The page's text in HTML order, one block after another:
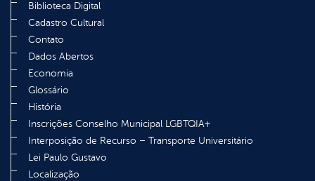
Biblioteca Digital
Cadastro Cultural
Contato
Dados Abertos
Economia
Glossário
História
Inscrições Conselho Municipal LGBTQIA+
Interposição de Recurso – Transporte Universitário
Lei Paulo Gustavo
Localização